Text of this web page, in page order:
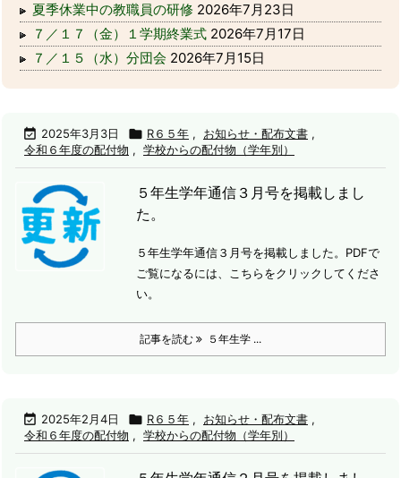
夏季休業中の教職員の研修 2026年7月23日
７／１７（金）１学期終業式 2026年7月17日
７／１５（水）分団会 2026年7月15日
 2025年3月3日  R６５年 , お知らせ・配布文書 ,
令和６年度の配付物 , 学校からの配付物（学年別）
５年生学年通信３月号を掲載しまし
た。
５年生学年通信３月号を掲載しました。 PDFで
ご覧になるには、こちらをクリックしてくださ
い。
記事を読む ５年生学 ...
 2025年2月4日  R６５年 , お知らせ・配布文書 ,
令和６年度の配付物 , 学校からの配付物（学年別）